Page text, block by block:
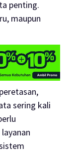
penting.
maupun
sering kali